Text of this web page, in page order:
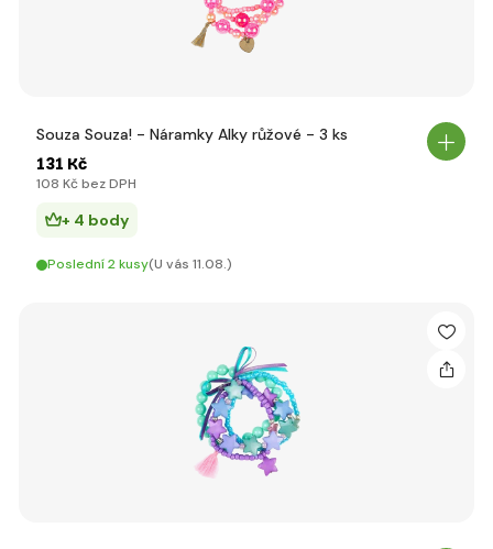
Souza Souza! - Náramky Alky růžové - 3 ks
131 Kč
108 Kč bez DPH
+ 4 body
Poslední 2 kusy(U vás 11.08.)